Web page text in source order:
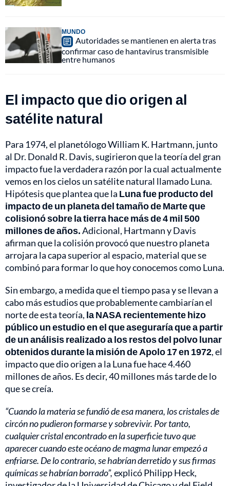
MUNDO
Autoridades se mantienen en alerta tras
confirmar caso de hantavirus transmisible
entre humanos
El impacto que dio origen al
satélite natural
Para 1974, el planetólogo William K. Hartmann, junto
al Dr. Donald R. Davis, sugirieron que la teoría del gran
impacto fue la verdadera razón por la cual actualmente
vemos en los cielos un satélite natural llamado Luna.
Hipótesis que plantea que la Luna fue producto del
impacto de un planeta del tamaño de Marte que
colisionó sobre la tierra hace más de 4 mil 500
millones de años.Adicional, Hartmann y Davis
afirman que la colisión provocó que nuestro planeta
arrojara la capa superior al espacio, material que se
combinó para formar lo que hoy conocemos como Luna.
Sin embargo, a medida que el tiempo pasa y se llevan a
cabo más estudios que probablemente cambiarían el
norte de esta teoría, la NASA recientemente hizo
público un estudio en el que aseguraría que a partir
de un análisis realizado a los restos del polvo lunar
obtenidos durante la misión de Apolo 17 en 1972, el
impacto que dio origen a la Luna fue hace 4.460
millones de años. Es decir, 40 millones más tarde de lo
que se creía.
“Cuando la materia se fundió de esa manera, los cristales de
circón no pudieron formarse y sobrevivir. Por tanto,
cualquier cristal encontrado en la superficie tuvo que
aparecer cuando este océano de magma lunar empezó a
enfriarse. De lo contrario, se habrían derretido y sus firmas
químicas se habrían borrado”,explicó Philipp Heck,